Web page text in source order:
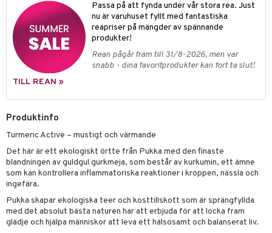
Passa på att fynda under vår stora rea. Just
nu är varuhuset fyllt med fantastiska
reapriser på mängder av spännande
produkter!
Rean pågår fram till 31/8-2026, men var
snabb - dina favoritprodukter kan fort ta slut!
TILL REAN »
Produktinfo
Turmeric Active – mustigt och värmande
Det här är ett ekologiskt örtte från Pukka med den finaste
blandningen av guldgul gurkmeja, som består av kurkumin, ett ämne
som kan kontrollera inflammatoriska reaktioner i kroppen, nässla och
ingefära.
Pukka skapar ekologiska teer och kosttillskott som är sprängfyllda
med det absolut bästa naturen har att erbjuda för att locka fram
glädje och hjälpa människor att leva ett hälsosamt och balanserat liv.
& buljong
& oro